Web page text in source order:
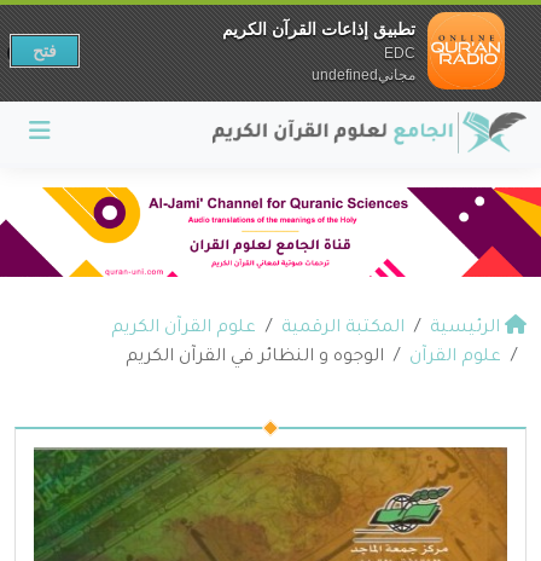
الرئيسية المكتبة الرقمية
علوم القرآن الكريم
علوم القرآن
الوجوه و النظائر في القرآن الكريم
تطبيق إذاعات القرآن الكريم
EDC
مجانيundefined
فتح